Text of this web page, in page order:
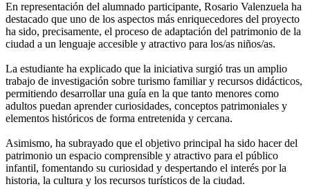
En representación del alumnado participante, Rosario Valenzuela ha
destacado que uno de los aspectos más enriquecedores del proyecto
ha sido, precisamente, el proceso de adaptación del patrimonio de la
ciudad a un lenguaje accesible y atractivo para los/as niños/as.
La estudiante ha explicado que la iniciativa surgió tras un amplio
trabajo de investigación sobre turismo familiar y recursos didácticos,
permitiendo desarrollar una guía en la que tanto menores como
adultos puedan aprender curiosidades, conceptos patrimoniales y
elementos históricos de forma entretenida y cercana.
Asimismo, ha subrayado que el objetivo principal ha sido hacer del
patrimonio un espacio comprensible y atractivo para el público
infantil, fomentando su curiosidad y despertando el interés por la
historia, la cultura y los recursos turísticos de la ciudad.